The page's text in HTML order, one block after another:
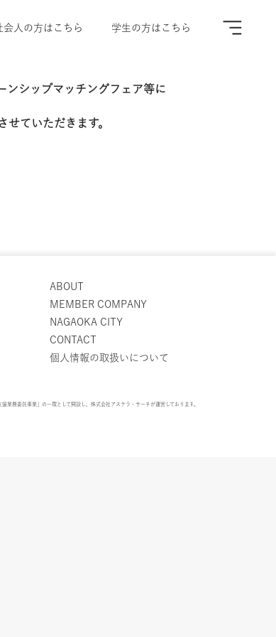
会人の方はこちら 学生の方はこちら A
ンシップマッチングフェア等に
ていただきます。
ABOUT
MEMBER COMPANY
NAGAOKA CITY
CONTACT
個人情報の取扱いについて
務委託事業」の一環として開設し、株式会社アステラ・サーチが運営しております。